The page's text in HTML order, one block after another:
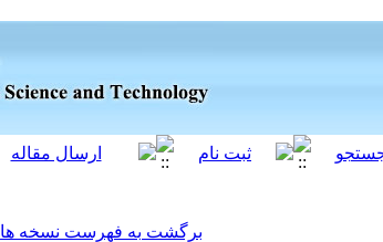
برگشت به فهرست نسخه ها